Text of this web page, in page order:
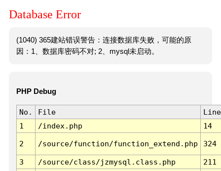
Database Error
(1040) 365建站错误警告：连接数据库失败，可能的原
因：1、数据库密码不对; 2、mysql未启动。
PHP Debug
No. File
Line
1
/index.php 14
2 /source/function/function_extend.php 324
3 /source/class/jzmysql.class.php
211